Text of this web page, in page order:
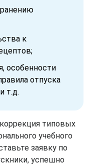
к
особенности
отпуска
т.д.
типовых
учебного
заявку по
успешно